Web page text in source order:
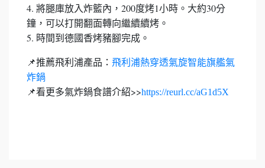
4. 將腿庫放入炸籃內，200度烤1小時。大約30分
鐘，可以打開翻面轉向繼續續烤。
5. 時間到德國香烤豬腳完成。
📌推薦飛利浦產品： 飛利浦熱穿透氣旋智能旗艦氣
炸鍋
📌看更多氣炸鍋食譜介紹>>https://reurl.cc/aG1d5X